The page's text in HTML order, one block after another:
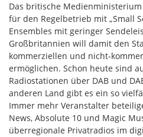
Das britische
für den Regelbetrieb mit „Small
Ensembles mit geringer
Großbritannien will damit den
kommerziellen und nicht-
ermöglichen. Schon heute sind
Radiostationen über DAB und
anderen Land gibt es ein so
Immer mehr Veranstalter
News, Absolute 10 und Magic
überregionale Privatradios im